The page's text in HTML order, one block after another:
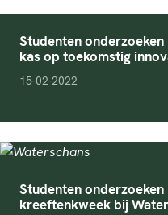
Studenten
kas op toekomstig
pubDate
15-02-2022
Studenten
kreeftenkweek bij